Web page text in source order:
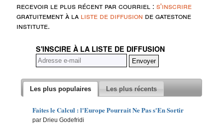
recevoir le plus récent par courriel : s'inscrire
gratuitement à la liste de diffusion de gatestone
institute.
S'INSCIRE À LA LISTE DE DIFFUSION
Les plus populaires Les plus récents
Faites le Calcul : l'Europe Pourrait Ne Pas s'En Sortir
par Drieu Godefridi